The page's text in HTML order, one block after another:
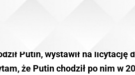
Putin, wystawił na
że Putin chodził po nim w